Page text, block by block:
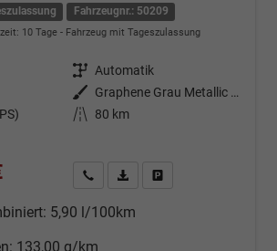
Fahrzeugnr.: 50209
10 Tage Fahrzeug mit Tageszulassung
Getriebe Automatik
Außenfarbe
Graphene Grau Metallic (R6)
Kilometerstand
80 km
Kontakt & Angebot anfordern
PDF-Datei, Fahrzeugexposé
5,90 l/100km
133,00 g/km